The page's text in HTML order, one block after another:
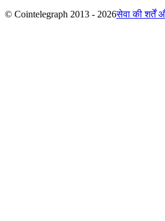
© Cointelegraph 2013 - 2026सेवा की शर्तें